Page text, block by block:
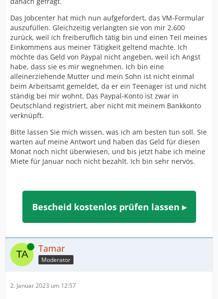
Das Jobcenter hat mich nun aufgefordert, das VM-Formular
auszufüllen. Gleichzeitig verlangten sie von mir 2.600
zurück, weil ich freiberuflich tätig bin und einen Teil meines
Einkommens aus meiner Tätigkeit geltend machte. Ich
möchte das Geld von Paypal nicht angeben, weil ich Angst
habe, dass sie es mir wegnehmen. Ich bin eine
alleinerziehende Mutter und mein Sohn ist nicht einmal
beim Arbeitsamt gemeldet, da er ein Teenager ist und nicht
ständig bei mir wohnt. Das Paypal-Konto ist zwar in
Deutschland registriert, aber nicht mit meinem Bankkonto
verknüpft.
Bitte lassen Sie mich wissen, was ich am besten tun soll. Sie
warten auf meine Antwort und haben das Geld für diesen
Monat noch nicht überwiesen, und bis jetzt habe ich meine
Miete für Januar noch nicht bezahlt. Ich bin sehr nervös.
Bescheid kostenlos prüfen lassen ▸
Online Tamar
Moderator
2. Januar 2023 um 12:57